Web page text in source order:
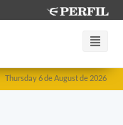
Thursday 6 de August de 2026